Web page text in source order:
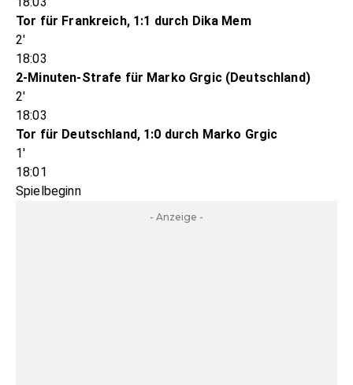
Tor für Frankreich, 1:1 durch Dika Mem
2'
18:03
2-Minuten-Strafe für Marko Grgic (Deutschland)
2'
18:03
Tor für Deutschland, 1:0 durch Marko Grgic
1'
18:01
Spielbeginn
- Anzeige -